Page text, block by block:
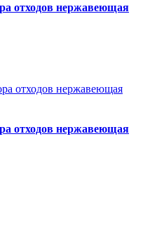
отходов нержавеющая
отходов нержавеющая